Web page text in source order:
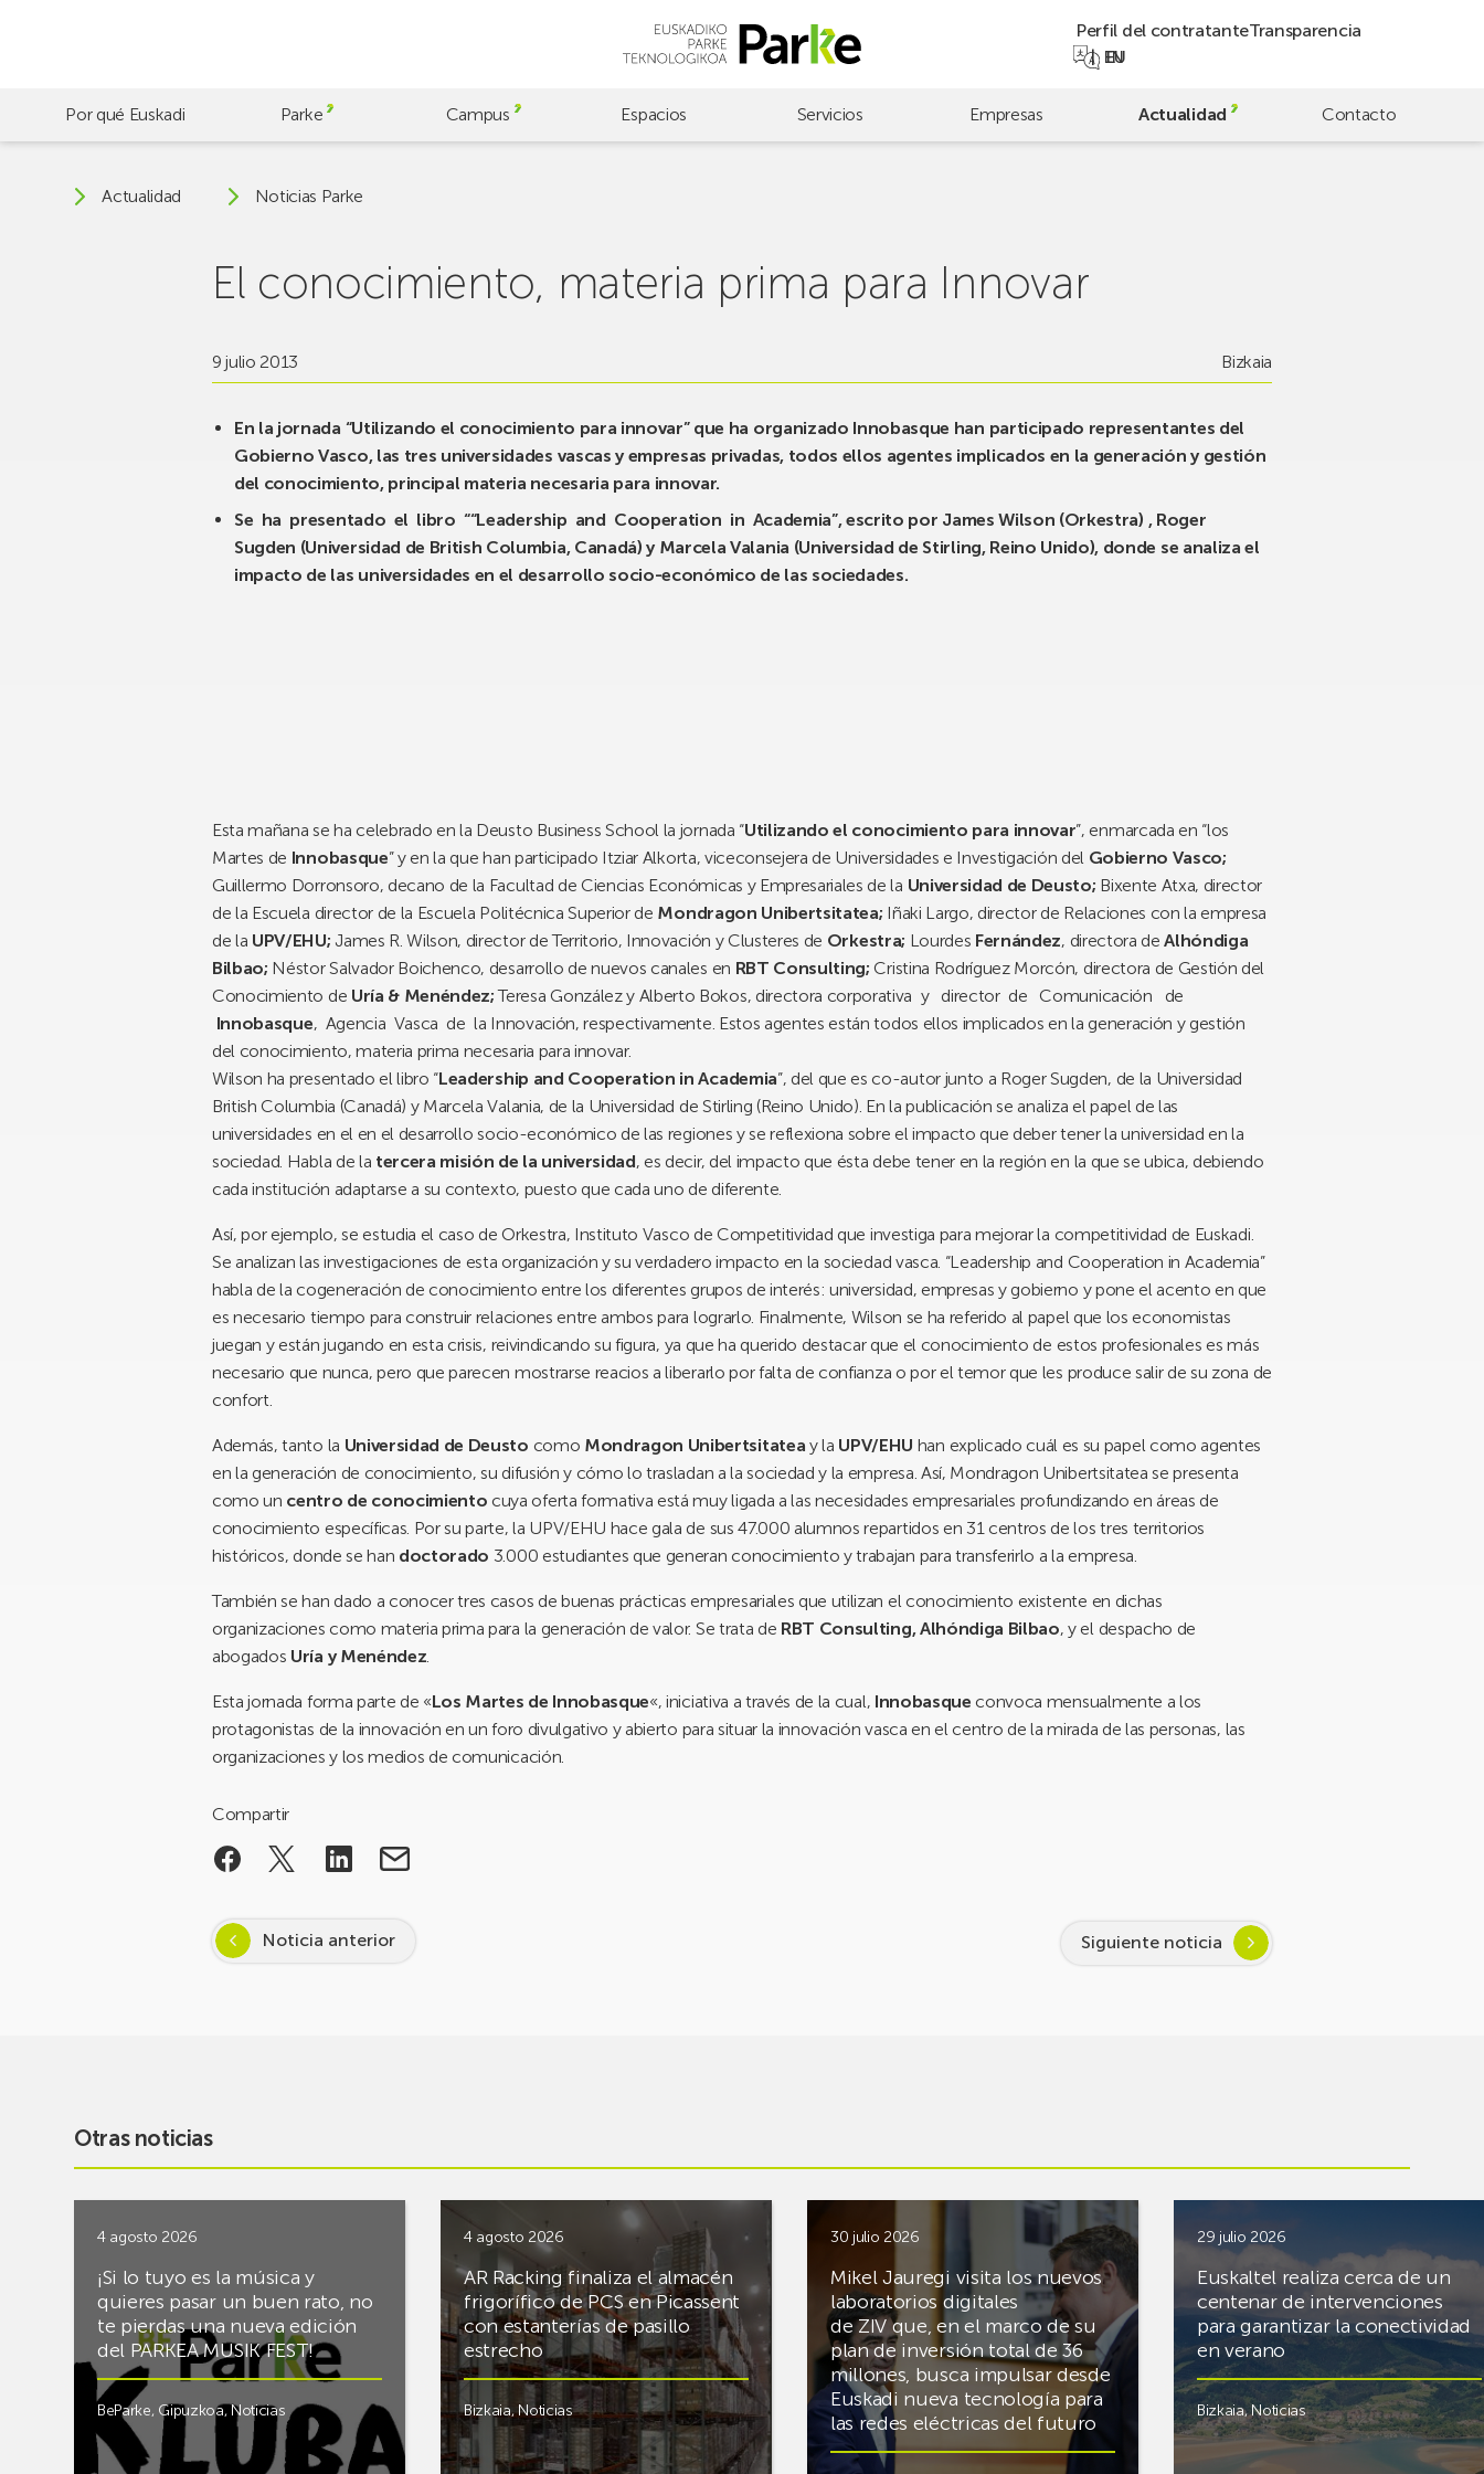
Perfil del contratanteTransparencia
EU
EN
Por qué Euskadi Parke Campus Espacios Servicios Empresas Actualidad Contacto
Actualidad Noticias Parke
El conocimiento, materia prima para Innovar
9 julio 2013 Bizkaia
En la jornada “Utilizando el conocimiento para innovar” que ha organizado Innobasque han participado representantes del
Gobierno Vasco, las tres universidades vascas y empresas privadas, todos ellos agentes implicados en la generación y gestión
del conocimiento, principal materia necesaria para innovar.
Se ha presentado el libro ““Leadership and Cooperation in Academia”, escrito por James Wilson (Orkestra) , Roger
Sugden (Universidad de British Columbia, Canadá) y Marcela Valania (Universidad de Stirling, Reino Unido), donde se analiza el
impacto de las universidades en el desarrollo socio-económico de las sociedades.
Esta mañana se ha celebrado en la Deusto Business School la jornada “Utilizando el conocimiento para innovar”, enmarcada en “los
Martes de Innobasque” y en la que han participado Itziar Alkorta, viceconsejera de Universidades e Investigación del Gobierno Vasco;
Guillermo Dorronsoro, decano de la Facultad de Ciencias Económicas y Empresariales de la Universidad de Deusto; Bixente Atxa, director
de la Escuela director de la Escuela Politécnica Superior de Mondragon Unibertsitatea; Iñaki Largo, director de Relaciones con la empresa
de la UPV/EHU; James R. Wilson, director de Territorio, Innovación y Clusteres de Orkestra; Lourdes Fernández, directora deAlhóndiga
Bilbao; Néstor Salvador Boichenco, desarrollo de nuevos canales en RBT Consulting;Cristina Rodríguez Morcón, directora de Gestión del
Conocimiento de Uría & Menéndez;Teresa González y Alberto Bokos, directora corporativa y director de Comunicación de
Innobasque, Agencia Vasca de la Innovación, respectivamente. Estos agentes están todos ellos implicados en la generación y gestión
del conocimiento, materia prima necesaria para innovar.
Wilson ha presentado el libro “Leadership and Cooperation in Academia”, del que es co-autor junto a Roger Sugden, de la Universidad
British Columbia (Canadá) y Marcela Valania, de la Universidad de Stirling (Reino Unido). En la publicación se analiza el papel de las
universidades en el en el desarrollo socio-económico de las regiones y se reflexiona sobre el impacto que deber tener la universidad en la
sociedad. Habla de la tercera misión de la universidad, es decir, del impacto que ésta debe tener en la región en la que se ubica, debiendo
cada institución adaptarse a su contexto, puesto que cada uno de diferente.
Así, por ejemplo, se estudia el caso de Orkestra, Instituto Vasco de Competitividad que investiga para mejorar la competitividad de Euskadi.
Se analizan las investigaciones de esta organización y su verdadero impacto en la sociedad vasca. “Leadership and Cooperation in Academia”
habla de la cogeneración de conocimiento entre los diferentes grupos de interés: universidad, empresas y gobierno y pone el acento en que
es necesario tiempo para construir relaciones entre ambos para lograrlo. Finalmente, Wilson se ha referido al papel que los economistas
juegan y están jugando en esta crisis, reivindicando su figura, ya que ha querido destacar que el conocimiento de estos profesionales es más
necesario que nunca, pero que parecen mostrarse reacios a liberarlo por falta de confianza o por el temor que les produce salir de su zona de
confort.
Además, tanto la Universidad de Deusto como Mondragon Unibertsitatea y la UPV/EHU han explicado cuál es su papel como agentes
en la generación de conocimiento, su difusión y cómo lo trasladan a la sociedad y la empresa. Así, Mondragon Unibertsitatea se presenta
como un centro de conocimiento cuya oferta formativa está muy ligada a las necesidades empresariales profundizando en áreas de
conocimiento específicas. Por su parte, la UPV/EHU hace gala de sus 47.000 alumnos repartidos en 31 centros de los tres territorios
históricos, donde se han doctorado 3.000 estudiantes que generan conocimiento y trabajan para transferirlo a la empresa.
También se han dado a conocer tres casos de buenas prácticas empresariales que utilizan el conocimiento existente en dichas
organizaciones como materia prima para la generación de valor. Se trata de RBT Consulting, Alhóndiga Bilbao, y el despacho de
abogados Uría y Menéndez.
Esta jornada forma parte de «Los Martes de Innobasque«, iniciativa a través de la cual, Innobasque convoca mensualmente a los
protagonistas de la innovación en un foro divulgativo y abierto para situar la innovación vasca en el centro de la mirada de las personas, las
organizaciones y los medios de comunicación.
Compartir
Noticia anterior Siguiente noticia
Otras noticias
4 agosto 2026
¡Si lo tuyo es la música y
quieres pasar un buen rato, no
te pierdas una nueva edición
del PARKEA MUSIK FEST!
BeParke, Gipuzkoa,Noticias
4 agosto 2026
AR Racking finaliza el almacén
frigorífico de PCS en Picassent
con estanterías de pasillo
estrecho
Bizkaia,Noticias
30 julio 2026
Mikel Jauregi visita los nuevos
laboratorios digitales
de ZIV que, en el marco de su
plan de inversión total de 36
millones, busca impulsar desde
Euskadi nueva tecnología para
las redes eléctricas del futuro
29 julio 2026
Euskaltel realiza cerca de un
centenar de intervenciones
para garantizar la conectividad
en verano
Bizkaia,Noticias